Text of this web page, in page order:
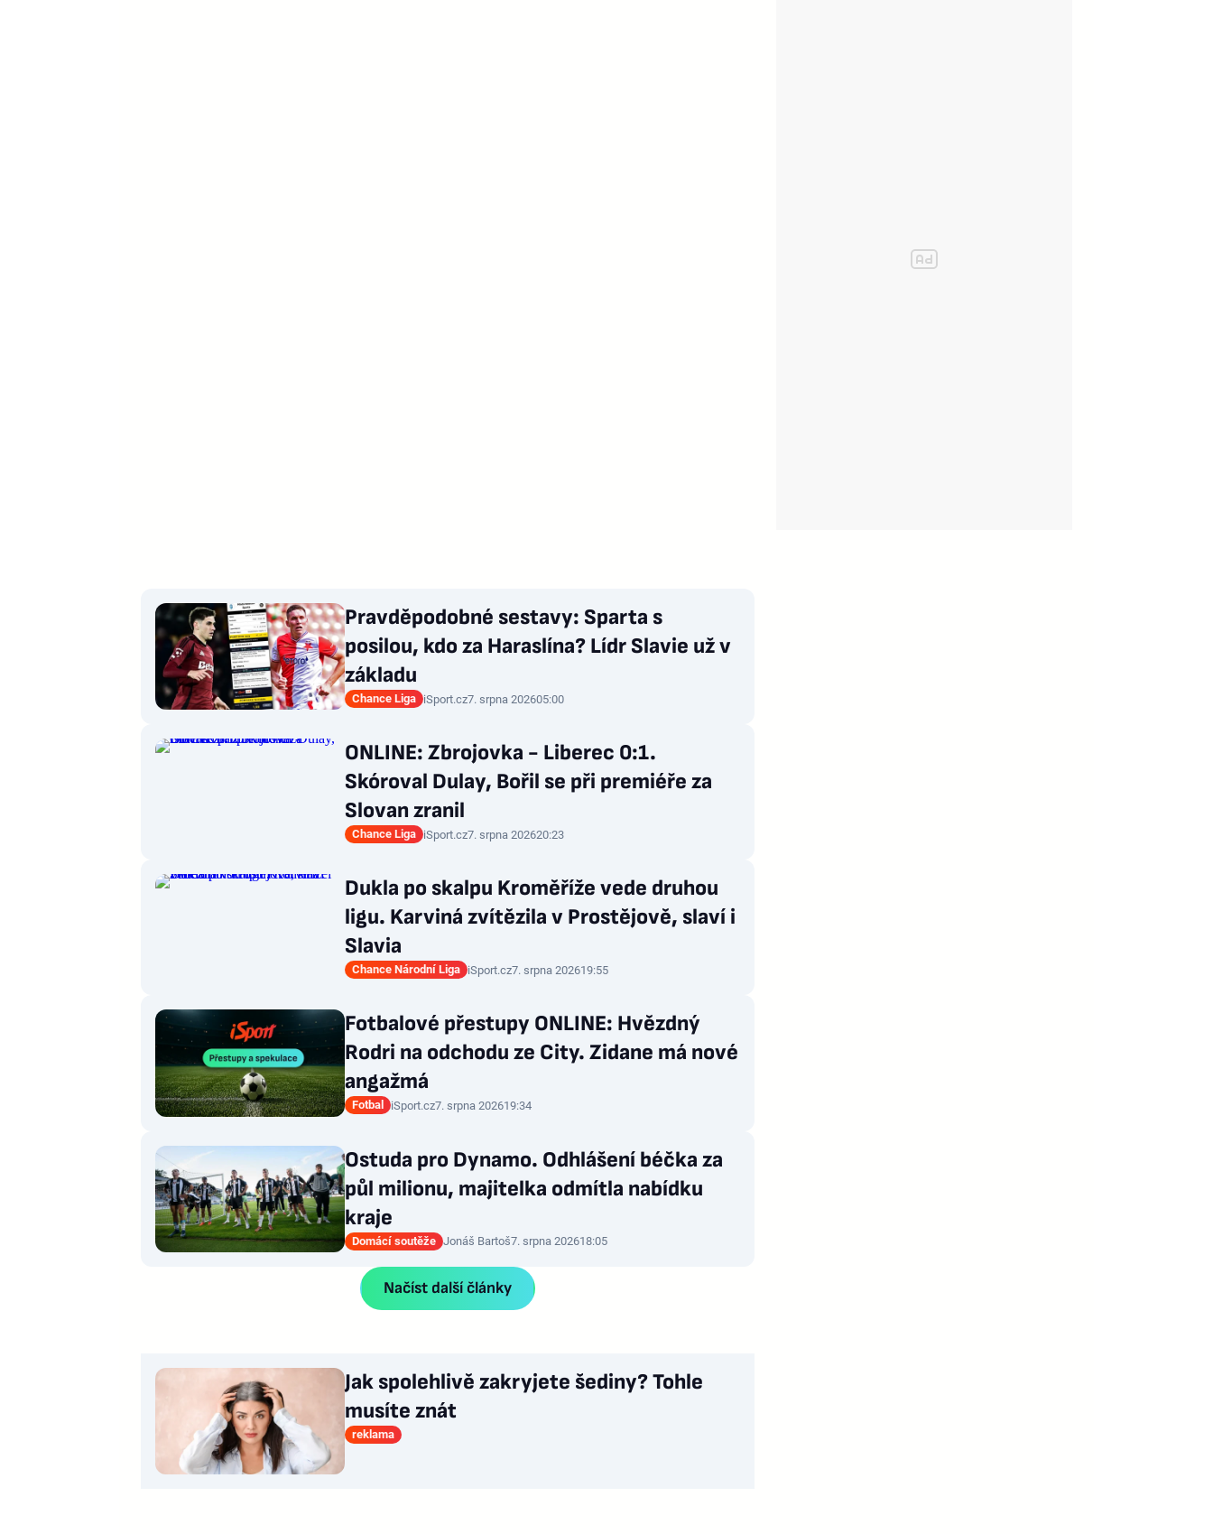
Pravděpodobné sestavy: Sparta s
posilou, kdo za Haraslína? Lídr Slavie už v
základu
Chance Liga iSport.cz7. srpna 202605:00
ONLINE: Zbrojovka - Liberec 0:1.
Skóroval Dulay, Bořil se při premiéře za
Slovan zranil
Chance Liga iSport.cz7. srpna 202620:23
Dukla po skalpu Kroměříže vede druhou
ligu. Karviná zvítězila v Prostějově, slaví i
Slavia
Chance Národní Liga iSport.cz7. srpna 202619:55
Fotbalové přestupy ONLINE: Hvězdný
Rodri na odchodu ze City. Zidane má nové
angažmá
Fotbal iSport.cz7. srpna 202619:34
Ostuda pro Dynamo. Odhlášení béčka za
půl milionu, majitelka odmítla nabídku
kraje
Domácí soutěže Jonáš Bartoš7. srpna 202618:05
Načíst další články
Jak spolehlivě zakryjete šediny? Tohle
musíte znát
reklama